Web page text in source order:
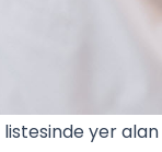
listesinde yer